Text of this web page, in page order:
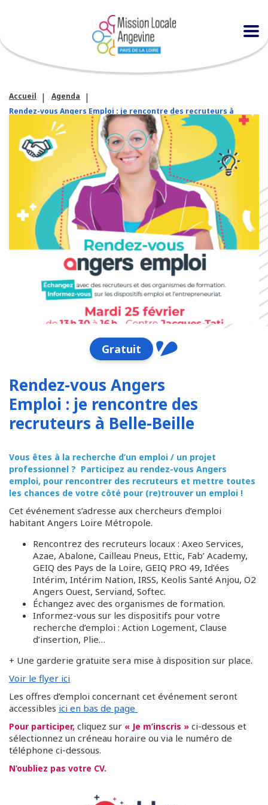
Accueil
Agenda
Rendez-vous Angers Emploi : je rencontre des recruteurs à
Belle-Beille
Gratuit
Rendez-vous Angers
Emploi : je rencontre des
recruteurs à Belle-Beille
Vous êtes à la recherche d’un emploi / un projet
professionnel ? Participez au rendez-vous Angers
emploi, pour rencontrer des recruteurs et mettre toutes
les chances de votre côté pour (re)trouver un emploi !
Cet événement s’adresse aux chercheurs d’emploi
habitant Angers Loire Métropole.
Rencontrez des recruteurs locaux : Axeo Services,
Azae, Abalone, Cailleau Pneus, Ettic, Fab’ Academy,
GEIQ des Pays de la Loire, GEIQ PRO 49, Id’ées
Intérim, Intérim Nation, IRSS, Keolis Santé Anjou, O2
Angers Ouest, Serviand, Softec.
Échangez avec des organismes de formation.
Informez-vous sur les dispositifs pour votre
recherche d’emploi : Action Logement, Clause
d’insertion, Plie…
+ Une garderie gratuite sera mise à disposition sur place.
Voir le flyer ici
Les offres d’emploi concernant cet événement seront
accessibles ici en bas de page
Pour participer, cliquez sur « Je m’inscris » ci-dessous et
sélectionnez un créneau horaire ou via le numéro de
téléphone ci-dessous.
N’oubliez pas votre CV.